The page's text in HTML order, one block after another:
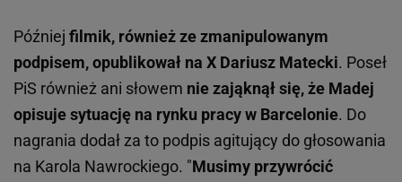
Później filmik, również ze zmanipulowanym
podpisem, opublikował na X Dariusz Matecki. Poseł
PiS również ani słowem nie zająknął się, że Madej
opisuje sytuację na rynku pracy w Barcelonie. Do
nagrania dodał za to podpis agitujący do głosowania
na Karola Nawrockiego. "Musimy przywrócić